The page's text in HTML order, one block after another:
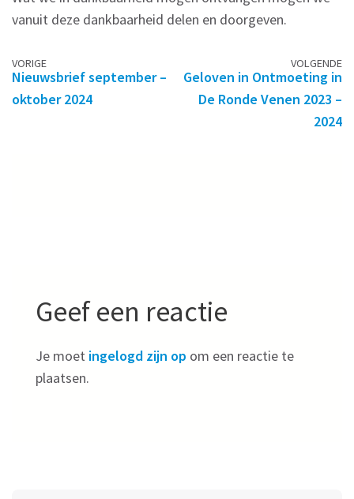
vanuit deze dankbaarheid delen en doorgeven.
Berichtennavigatie
VORIGE
Nieuwsbrief september –
oktober 2024
VOLGENDE
Geloven in Ontmoeting in
De Ronde Venen 2023 –
2024
Geef een reactie
Je moet ingelogd zijn op om een reactie te
plaatsen.